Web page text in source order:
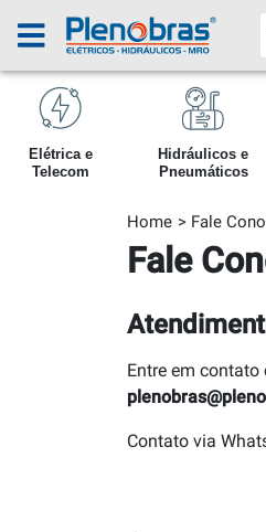
Elétrica e
Telecom
Hidráulicos e
Pneumáticos
Home Fale
Fale
Entre em
Contato via